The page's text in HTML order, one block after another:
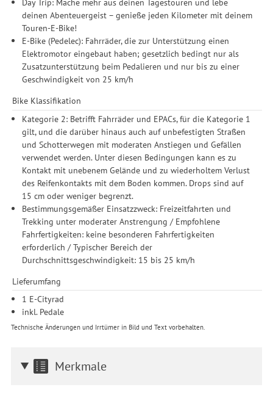
deinen Abenteuergeist – genieße jeden Kilometer mit deinem
Touren-E-Bike!
E-Bike (Pedelec): Fahrräder, die zur Unterstützung einen
Elektromotor eingebaut haben; gesetzlich bedingt nur als
Zusatzunterstützung beim Pedalieren und nur bis zu einer
Geschwindigkeit von 25 km/h
Bike Klassifikation
Kategorie 2: Betrifft Fahrräder und EPACs, für die Kategorie 1
gilt, und die darüber hinaus auch auf unbefestigten Straßen
und Schotterwegen mit moderaten Anstiegen und Gefällen
verwendet werden. Unter diesen Bedingungen kann es zu
Kontakt mit unebenem Gelände und zu wiederholtem Verlust
des Reifenkontakts mit dem Boden kommen. Drops sind auf
15 cm oder weniger begrenzt.
Bestimmungsgemäßer Einsatzzweck: Freizeitfahrten und
Trekking unter moderater Anstrengung / Empfohlene
Fahrfertigkeiten: keine besonderen Fahrfertigkeiten
erforderlich / Typischer Bereich der
Durchschnittsgeschwindigkeit: 15 bis 25 km/h
Lieferumfang
1 E-Cityrad
inkl. Pedale
Technische Änderungen und Irrtümer in Bild und Text vorbehalten.
Merkmale